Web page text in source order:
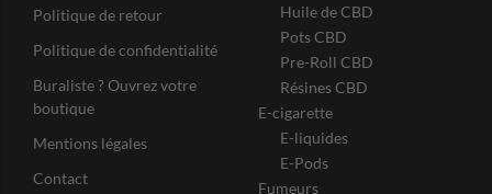
Politique de retour
Politique de confidentialité
Buraliste ? Ouvrez votre
boutique
Mentions légales
Contact
Huile de CBD
Pots CBD
Pre-Roll CBD
Résines CBD
E-cigarette
E-liquides
E-Pods
Fumeurs